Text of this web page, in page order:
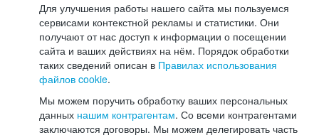
Для улучшения работы нашего сайта мы пользуемся
сервисами контекстной рекламы и статистики. Они
получают от нас доступ к информации о посещении
сайта и ваших действиях на нём. Порядок обработки
таких сведений описан в Правилах использования
файлов cookie.
Мы можем поручить обработку ваших персональных
данных нашим контрагентам. Со всеми контрагентами
заключаются договоры. Мы можем делегировать часть